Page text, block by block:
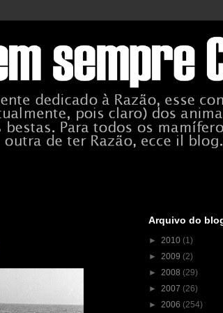
Arquivo do
► 2010 (1)
► 2009 (2)
► 2008 (29)
► 2007 (26)
► 2006 (254)